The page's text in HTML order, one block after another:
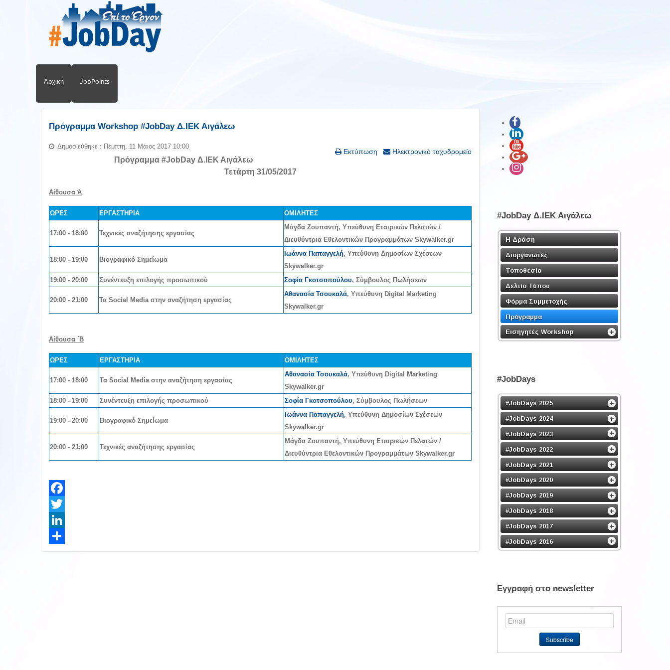
Αρχική JobPoints
Πρόγραμμα Workshop #JobDay Δ.ΙΕΚ Αιγάλεω
Εκτύπωση Ηλεκτρονικό ταχυδρομείο
Δημοσιεύθηκε : Πέμπτη, 11 Μάιος 2017 10:00
Πρόγραμμα #JobDay Δ.ΙΕΚ Αιγάλεω
Τετάρτη 31/05/2017
Αίθουσα Ά
ΩΡΕΣ ΕΡΓΑΣΤΗΡΙΑ ΟΜΙΛΗΤΕΣ
17:00 - 18:00 Τεχνικές αναζήτησης εργασίας
Μάγδα Ζουπαντή, Υπεύθυνη Εταιρικών Πελατών /
Διευθύντρια Εθελοντικών Προγραμμάτων Skywalker.gr
18:00 - 19:00 Βιογραφικό Σημείωμα
Iωάννα Παπαγγελή, Υπεύθυνη Δημοσίων Σχέσεων
Skywalker.gr
19:00 - 20:00 Συνέντευξη επιλογής προσωπικού Σοφία Γκοτσοπούλου, Σύμβουλος Πωλήσεων
20:00 - 21:00 Τα Social Media στην αναζήτηση εργασίας
Αθανασία Τσουκαλά, Υπεύθυνη Digital Marketing
Skywalker.gr
Αίθουσα ΄Β
ΩΡΕΣ ΕΡΓΑΣΤΗΡΙΑ ΟΜΙΛΗΤΕΣ
17:00 - 18:00 Τα Social Media στην αναζήτηση εργασίας
Αθανασία Τσουκαλά, Υπεύθυνη Digital Marketing
Skywalker.gr
18:00 - 19:00
Συνέντευξη επιλογής προσωπικού Σοφία Γκοτσοπούλου, Σύμβουλος Πωλήσεων
19:00 - 20:00 Βιογραφικό Σημείωμα
Iωάννα Παπαγγελή, Υπεύθυνη Δημοσίων Σχέσεων
Skywalker.gr
20:00 - 21:00 Τεχνικές αναζήτησης εργασίας
Μάγδα Ζουπαντή, Υπεύθυνη Εταιρικών Πελατών /
Διευθύντρια Εθελοντικών Προγραμμάτων Skywalker.gr
Facebook
Twitter
LinkedIn
Share
#JobDay Δ.ΙΕΚ Αιγάλεω
Η Δράση
Διοργανωτές
Τοποθεσία
Δελτίο Τύπου
Φόρμα Συμμετοχής
Πρόγραμμα
Εισηγητές Workshop
#JobDays
#JobDays 2025
#JobDays 2024
#JobDays 2023
#JobDays 2022
#JobDays 2021
#JobDays 2020
#JobDays 2019
#JobDays 2018
#JobDays 2017
#JobDays 2016
Εγγραφή στο newsletter